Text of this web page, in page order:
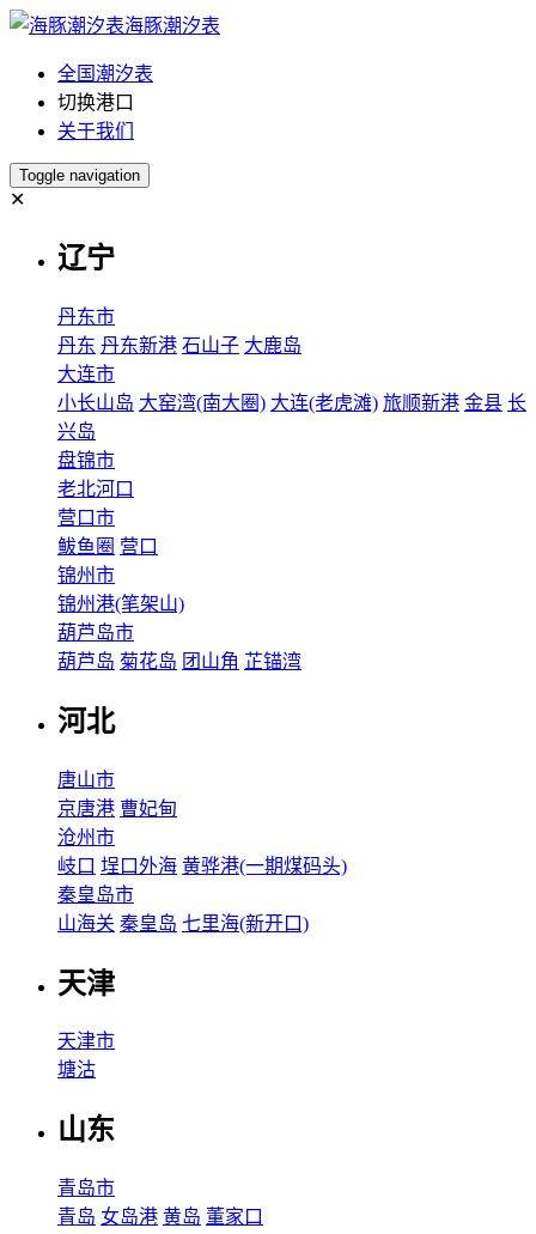
海豚潮汐表
全国潮汐表
切换港口
关于我们
Toggle navigation
✕
辽宁
丹东市
丹东 丹东新港 石山子 大鹿岛
大连市
小长山岛 大窑湾(南大圈) 大连(老虎滩) 旅顺新港 金县 长
兴岛
盘锦市
老北河口
营口市
鲅鱼圈 营口
锦州市
锦州港(笔架山)
葫芦岛市
葫芦岛 菊花岛 团山角 芷锚湾
河北
唐山市
京唐港 曹妃甸
沧州市
岐口 埕口外海 黄骅港(一期煤码头)
秦皇岛市
山海关 秦皇岛 七里海(新开口)
天津
天津市
塘沽
山东
青岛市
青岛 女岛港 黄岛 董家口